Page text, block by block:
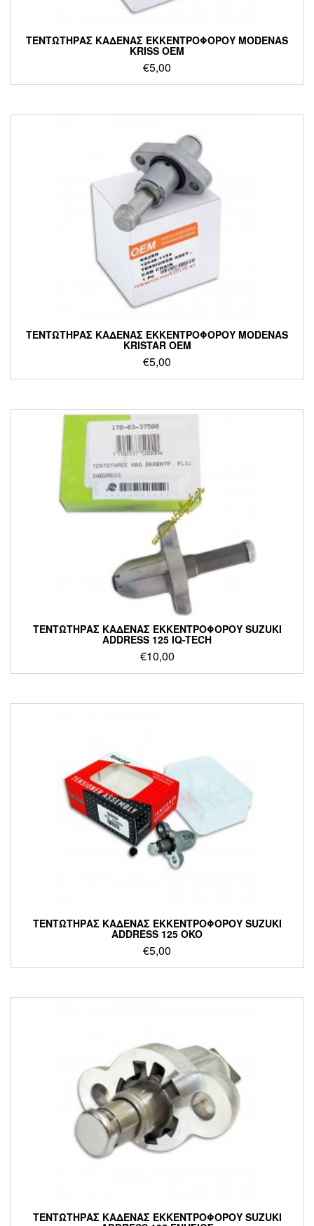
ΤΕΝΤΩΤΗΡΑΣ ΚΑΔΕΝΑΣ ΕΚΚΕΝΤΡΟΦΟΡΟΥ MODENAS
KRISS OEM
€5,00
ΤΕΝΤΩΤΗΡΑΣ ΚΑΔΕΝΑΣ ΕΚΚΕΝΤΡΟΦΟΡΟΥ MODENAS
KRISTAR OEM
€5,00
ΤΕΝΤΩΤΗΡΑΣ ΚΑΔΕΝΑΣ ΕΚΚΕΝΤΡΟΦΟΡΟΥ SUZUKI
ADDRESS 125 IQ-TECH
€10,00
ΤΕΝΤΩΤΗΡΑΣ ΚΑΔΕΝΑΣ ΕΚΚΕΝΤΡΟΦΟΡΟΥ SUZUKI
ADDRESS 125 OKO
€5,00
ΤΕΝΤΩΤΗΡΑΣ ΚΑΔΕΝΑΣ ΕΚΚΕΝΤΡΟΦΟΡΟΥ SUZUKI